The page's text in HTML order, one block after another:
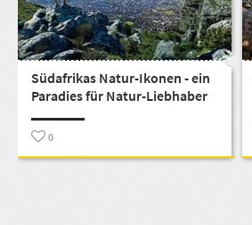
Südafrikas Natur-Ikonen - ein
Paradies für Natur-Liebhaber
0